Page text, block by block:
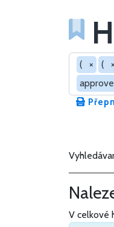
Hledat v
( × ( ×
V celkové